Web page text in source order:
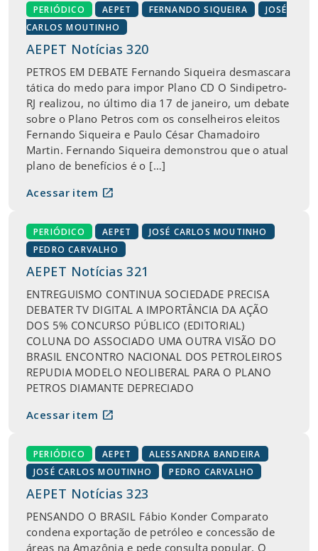
PERIÓDICO AEPET FERNANDO SIQUEIRA
JOSÉ
CARLOS MOUTINHO
AEPET Notícias 320
PETROS EM DEBATE Fernando Siqueira desmascara
tática do medo para impor Plano CD O Sindipetro-
RJ realizou, no último dia 17 de janeiro, um debate
sobre o Plano Petros com os conselheiros eleitos
Fernando Siqueira e Paulo César Chamadoiro
Martin. Fernando Siqueira demonstrou que o atual
plano de benefícios é o […]
Acessar item open_in_new
PERIÓDICO AEPET
JOSÉ CARLOS MOUTINHO
PEDRO CARVALHO
AEPET Notícias 321
ENTREGUISMO CONTINUA SOCIEDADE PRECISA
DEBATER TV DIGITAL A IMPORTÂNCIA DA AÇÃO
DOS 5% CONCURSO PÚBLICO (EDITORIAL)
COLUNA DO ASSOCIADO UMA OUTRA VISÃO DO
BRASIL ENCONTRO NACIONAL DOS PETROLEIROS
REPUDIA MODELO NEOLIBERAL PARA O PLANO
PETROS DIAMANTE DEPRECIADO
Acessar item open_in_new
PERIÓDICO AEPET
ALESSANDRA BANDEIRA
JOSÉ CARLOS MOUTINHO
PEDRO CARVALHO
AEPET Notícias 323
PENSANDO O BRASIL Fábio Konder Comparato
condena exportação de petróleo e concessão de
áreas na Amazônia e pede consulta popular. O